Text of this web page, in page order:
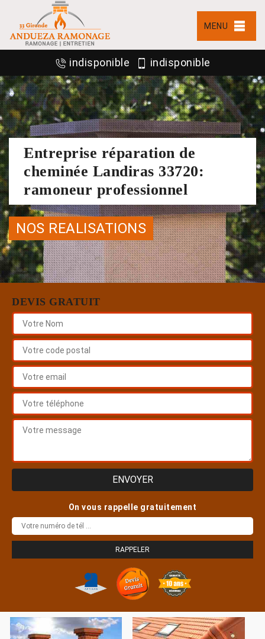
MENU
indisponible indisponible
Entreprise réparation de
cheminée Landiras 33720:
ramoneur professionnel
NOS REALISATIONS
DEVIS GRATUIT
On vous rappelle gratuitement